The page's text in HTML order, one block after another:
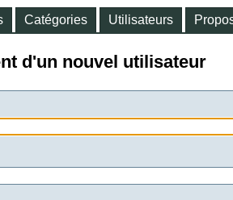
Catégories Utilisateurs
d'un nouvel utilisateur